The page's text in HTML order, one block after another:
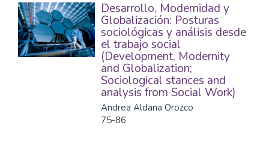
Desarrollo, Modernidad y
Globalización: Posturas
sociológicas y análisis desde
el trabajo social
(Development, Modernity
and Globalization;
Sociological stances and
analysis from Social Work)
Andrea Aldana Orozco
75-86